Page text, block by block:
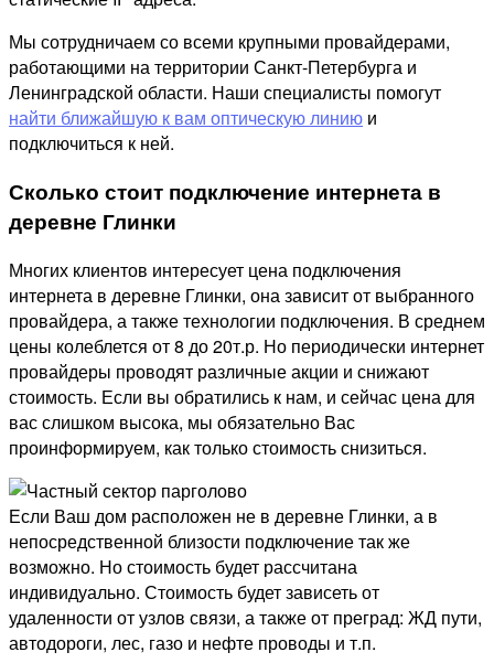
Мы сотрудничаем со всеми крупными провайдерами,
работающими на территории Санкт-Петербурга и
Ленинградской области. Наши специалисты помогут
найти ближайшую к вам оптическую линию и
подключиться к ней.
Сколько стоит подключение интернета в
деревне Глинки
Многих клиентов интересует цена подключения
интернета в деревне Глинки, она зависит от выбранного
провайдера, а также технологии подключения. В среднем
цены колеблется от 8 до 20т.р. Но периодически интернет
провайдеры проводят различные акции и снижают
стоимость. Если вы обратились к нам, и сейчас цена для
вас слишком высока, мы обязательно Вас
проинформируем, как только стоимость снизиться.
Если Ваш дом расположен не в деревне Глинки, а в
непосредственной близости подключение так же
возможно. Но стоимость будет рассчитана
индивидуально. Стоимость будет зависеть от
удаленности от узлов связи, а также от преград: ЖД пути,
автодороги, лес, газо и нефте проводы и т.п.